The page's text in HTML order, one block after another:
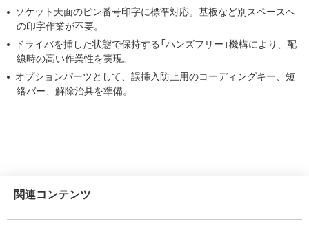
ソケット天面のピン番号印字に標準対応。基板など別スペースへ
の印字作業が不要。
ドライバを挿した状態で保持する「ハンズフリー」機構により、配
線時の高い作業性を実現。
オプションパーツとして、誤挿入防止用のコーディングキー、短
絡バー、解除治具を準備。
関連コンテンツ